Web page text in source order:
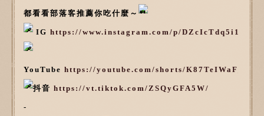
都看看部落客推薦你吃什麼～
IG https://www.instagram.com/p/DZcIcTdq5i1/
YouTube https://youtube.com/shorts/K87TeIWaF_U
抖音 https://vt.tiktok.com/ZSQyGFA5W/
-